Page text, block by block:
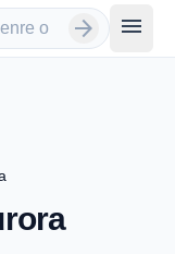
arrow_forward menu